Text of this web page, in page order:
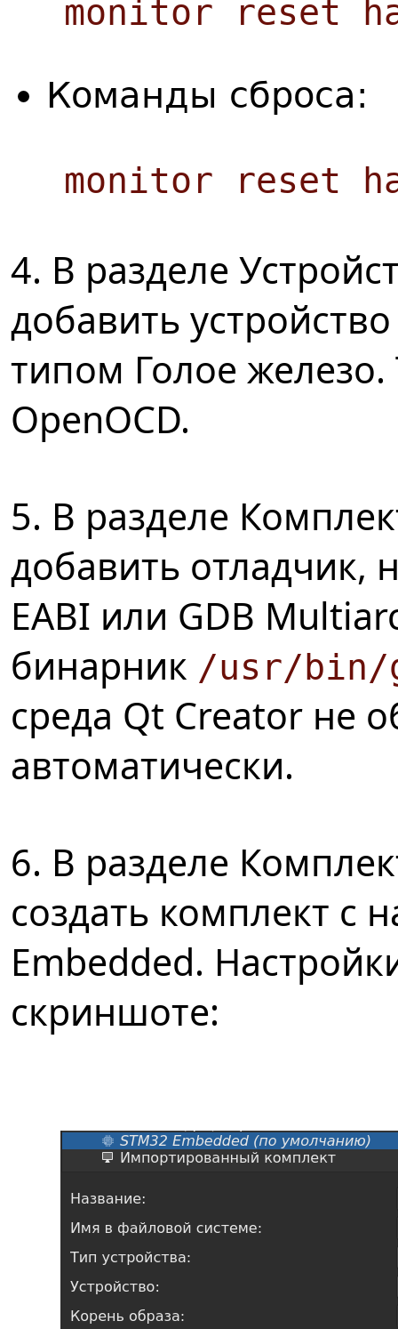
monitor reset
Команды сброса:
monitor reset
4. В разделе
добавить
типом Голое железо.
OpenOCD.
5. В разделе
добавить отладчик,
EABI или GDB
бинарник /usr/bin/
среда Qt Creator не
автоматически.
6. В разделе
создать комплект с
Embedded.
скриншоте: